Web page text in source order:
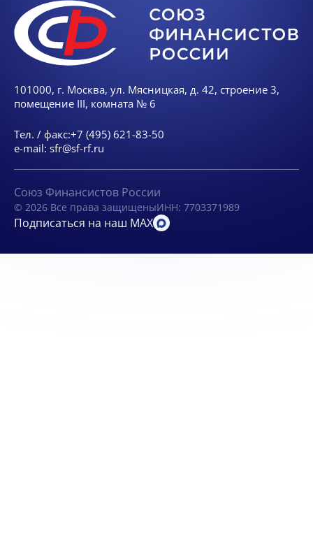
101000, г. Москва, ул. Мясницкая, д. 42, строение 3,
помещение III, комната № 6
Тел. / факс:+7 (495) 621-83-50
e-mail: sfr@sf-rf.ru
Союз Финансистов России
© 2026 Все права защищеныИНН: 7703371989
Подписаться на наш MAX